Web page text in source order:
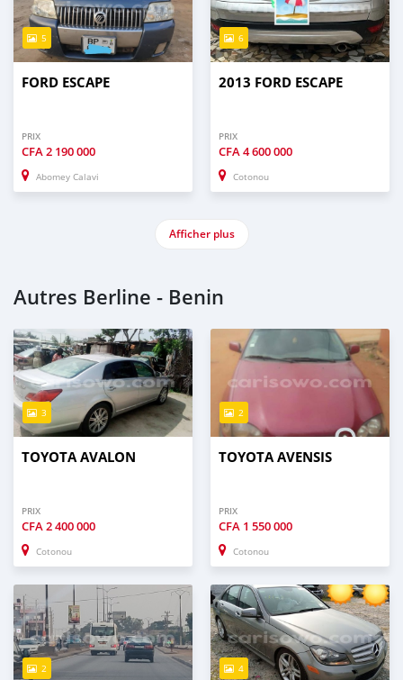
5
FORD ESCAPE
PRIX
CFA2 190 000
Abomey Calavi
6
2013 FORD ESCAPE
PRIX
CFA4 600 000
Cotonou
Afficher plus
Autres Berline - Benin
3
TOYOTA AVALON
PRIX
CFA2 400 000
Cotonou
2
TOYOTA AVENSIS
PRIX
CFA 1 550 000
Cotonou
2 4